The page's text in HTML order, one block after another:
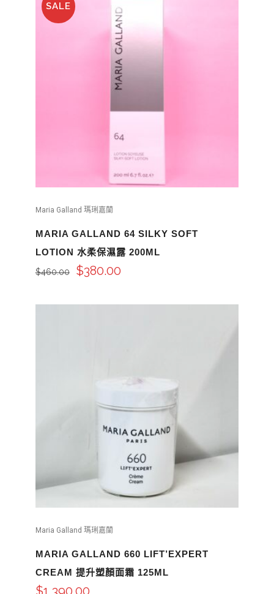
SALE
Maria Galland 瑪琍嘉蘭
MARIA GALLAND 64 SILKY SOFT
LOTION 水柔保濕露 200ML
$460.00 $380.00
Maria Galland 瑪琍嘉蘭
MARIA GALLAND 660 LIFT’EXPERT
CREAM 提升塑顏面霜 125ML
$1,390.00